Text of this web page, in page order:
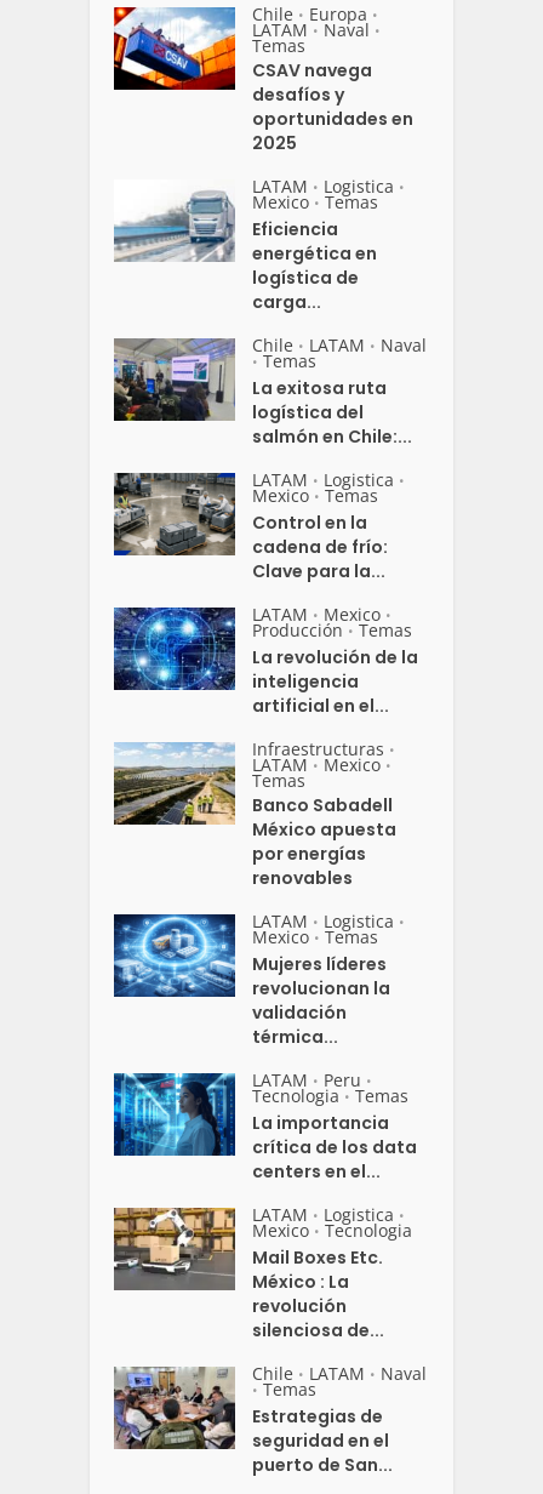
Chile • Europa •
LATAM • Naval •
Temas
CSAV navega
desafíos y
oportunidades en
2025
LATAM • Logistica •
Mexico • Temas
Eficiencia
energética en
logística de
carga...
Chile • LATAM • Naval
• Temas
La exitosa ruta
logística del
salmón en Chile:...
LATAM • Logistica •
Mexico • Temas
Control en la
cadena de frío:
Clave para la...
LATAM • Mexico •
Producción • Temas
La revolución de la
inteligencia
artificial en el...
Infraestructuras •
LATAM • Mexico •
Temas
Banco Sabadell
México apuesta
por energías
renovables
LATAM • Logistica •
Mexico • Temas
Mujeres líderes
revolucionan la
validación
térmica...
LATAM • Peru •
Tecnologia • Temas
La importancia
crítica de los data
centers en el...
LATAM • Logistica •
Mexico • Tecnologia
Mail Boxes Etc.
México : La
revolución
silenciosa de...
Chile • LATAM • Naval
• Temas
Estrategias de
seguridad en el
puerto de San...